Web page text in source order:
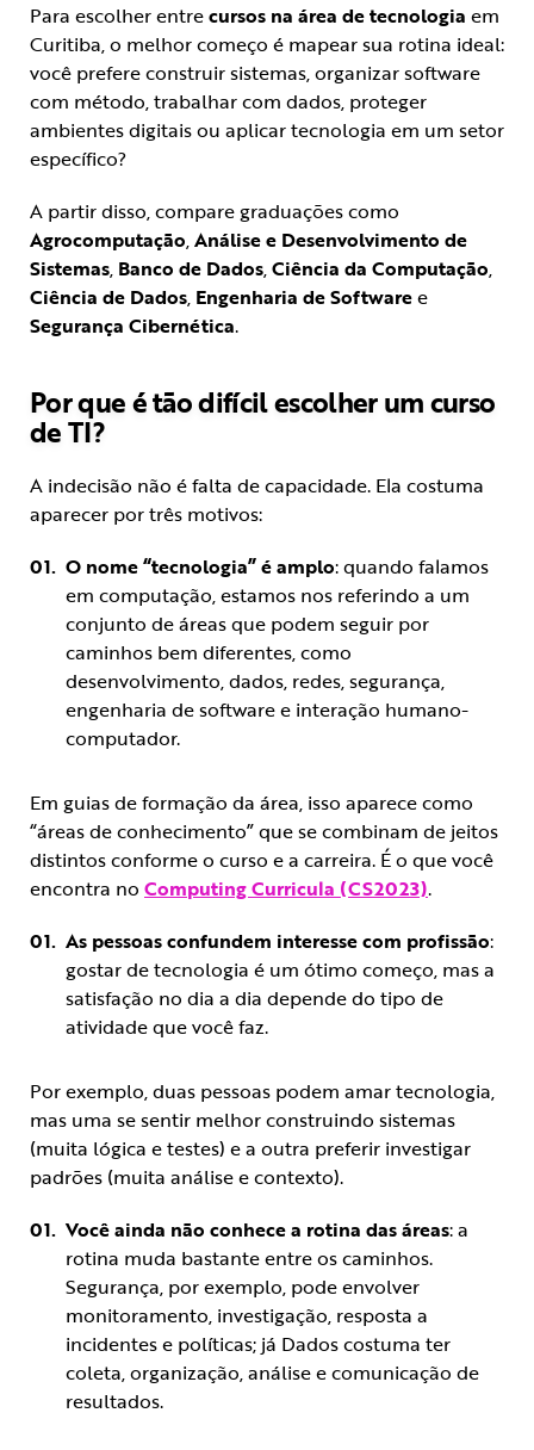
Para escolher entrecursos na área de tecnologia em
Curitiba, o melhor começo é mapear sua rotina ideal:
você prefere construir sistemas, organizar software
com método, trabalhar com dados, proteger
ambientes digitais ou aplicar tecnologia em um setor
específico?
A partir disso, compare graduações como
Agrocomputação,Análise e Desenvolvimento de
Sistemas, Banco de Dados,Ciência da Computação,
Ciência de Dados, Engenharia de Softwaree
Segurança Cibernética.
Por que é tão difícil escolher um curso
de TI?
A indecisão não é falta de capacidade. Ela costuma
aparecer por três motivos:
O nome “tecnologia” é amplo: quando falamos
em computação, estamos nos referindo a um
conjunto de áreas que podem seguir por
caminhos bem diferentes, como
desenvolvimento, dados, redes, segurança,
engenharia de software e interação humano-
computador.
Em guias de formação da área, isso aparece como
“áreas de conhecimento” que se combinam de jeitos
distintos conforme o curso e a carreira. É o que você
encontra no Computing Curricula (CS2023).
As pessoas confundem interesse com profissão:
gostar de tecnologia é um ótimo começo, mas a
satisfação no dia a dia depende do tipo de
atividade que você faz.
Por exemplo, duas pessoas podem amar tecnologia,
mas uma se sentir melhor construindo sistemas
(muita lógica e testes) e a outra preferir investigar
padrões (muita análise e contexto).
Você ainda não conhece a rotina das áreas: a
rotina muda bastante entre os caminhos.
Segurança, por exemplo, pode envolver
monitoramento, investigação, resposta a
incidentes e políticas; já Dados costuma ter
coleta, organização, análise e comunicação de
resultados.